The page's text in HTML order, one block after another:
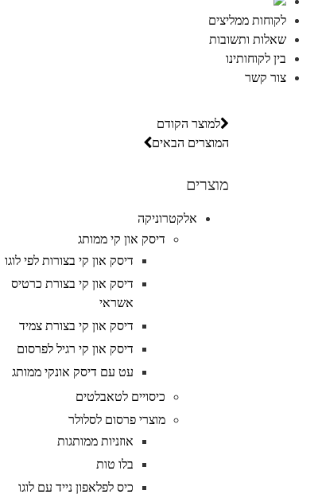
לקוחות ממליצים
שאלות ותשובות
בין לקוחותינו
צור קשר
למוצר הקודם
המוצרים הבאים
מוצרים
אלקטרוניקה
דיסק און קי ממותג
דיסק און קי בצורות לפי לוגו
דיסק און קי בצורת כרטיס
אשראי
דיסק און קי בצורת צמיד
דיסק און קי רגיל לפרסום
עט עם דיסק אונקי ממותג
כיסויים לטאבלטים
מוצרי פרסום לסלולר
אוזניות ממותגות
בלו טות
כיס לפלאפון נייד עם לוגו